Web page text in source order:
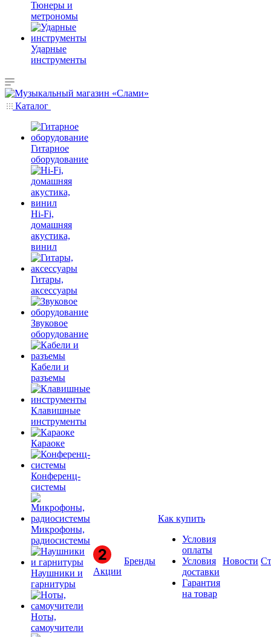
Тюнеры и
метрономы
Ударные
инструменты
Каталог
Гитарное
оборудование
Hi-Fi,
домашняя
акустика,
винил
Гитары,
аксессуары
Звуковое
оборудование
Кабели и
разъемы
Клавишные
инструменты
Караоке
Конференц-
системы
Микрофоны,
радиосистемы
Наушники и
гарнитуры
Ноты,
самоучители
Акции
Бренды
Как купить
Условия
оплаты
Условия
доставки
Гарантия
на товар
Новости